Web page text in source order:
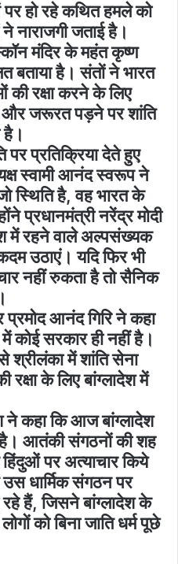
पर हो रहे कथित हमले को
नाराजगी जताई है।
मंदिर के महंत कृष्ण
बताया है। संतों ने भारत
की रक्षा करने के लिए
और जरूरत पड़ने पर शांति
है।
पर प्रतिक्रिया देते हुए
स्वामी आनंद स्वरूप ने
स्थिति है, वह भारत के
प्रधानमंत्री नरेंद्र मोदी
में रहने वाले अल्पसंख्यक
उठाएं। यदि फिर भी
नहीं रुकता है तो सैनिक
आनंद गिरि ने कहा
कोई सरकार ही नहीं है।
श्रीलंका में शांति सेना
के लिए बांग्लादेश में
ने कहा कि आज बांग्लादेश
आतंकी संगठनों की शह
पर अत्याचार किये
धार्मिक संगठन पर
हैं, जिसने बांग्लादेश के
को बिना जाति धर्म पूछे